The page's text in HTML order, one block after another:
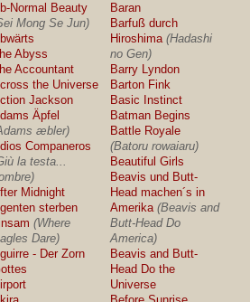
Normal Beauty
Mong Se Jun)
Abyss
Accountant
the Universe
Jackson
Äpfel
æbler)
Companeros
la testa...
Midnight
sterben
(Where
Dare)
- Der Zorn
Baran
Barfuß durch
Hiroshima (Hadashi
no Gen)
Barry Lyndon
Barton Fink
Basic Instinct
Batman Begins
Battle Royale
(Batoru rowaiaru)
Beautiful Girls
Beavis und Butt-
Head machen´s in
Amerika (Beavis and
Butt-Head Do
America)
Beavis and Butt-
Head Do the
Universe